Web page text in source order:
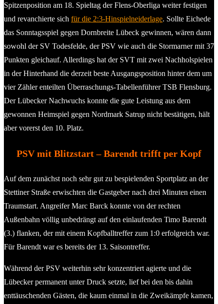
Spitzenposition am 18. Spieltag der Flens-Oberliga weiter festigen
und revanchierte sich für die 2:3-Hinspielneiderlage. Sollte Eichede
das Sonntagsspiel gegen Dornbreite Lübeck gewinnen, wären dann
sowohl der SV Todesfelde, der PSV wie auch die Stormarner mit 37
Punkten gleichauf. Allerdings hat der SVT mit zwei Nachholspielen
in der Hinterhand die derzeit beste Ausgangsposition hinter dem um
vier Zähler enteilten Überraschungs-Tabellenführer TSB Flensburg.
Der Lübecker Nachwuchs konnte die gute Leistung aus dem
gewonnen Heimspiel gegen Nordmark Satrup nicht bestätigen, hält
aber vorerst den 10. Platz.
PSV mit Blitzstart – Barendt trifft per Kopf
Auf dem zunächst noch sehr gut zu bespielenden Sportplatz an der
Stettiner Straße erwischten die Gastgeber nach drei Minuten einen
Traumstart. Angreifer Marc Barck konnte von der rechten
Außenbahn völlig unbedrängt auf den einlaufenden Timo Barendt
(3.) flanken, der mit einem Kopfballtreffer zum 1:0 erfolgreich war.
Für Barendt war es bereits der 13. Saisontreffer.
Während der PSV weiterhin sehr konzentriert agierte und die
Lübecker permanent unter Druck setzte, lief bei den bis dahin
enttäuschenden Gästen, die kaum einmal in die Zweikämpfe kamen,